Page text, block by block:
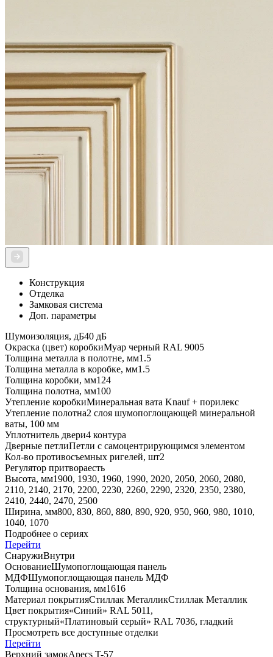
Конструкция
Отделка
Замковая система
Доп. параметры
Шумоизоляция, дБ40 дБ
Окраска (цвет) коробкиМуар черный RAL 9005
Толщина металла в полотне, мм1.5
Толщина металла в коробке, мм1.5
Толщина коробки, мм124
Толщина полотна, мм100
Утепление коробкиМинеральная вата Knauf + порилекс
Утепление полотна2 слоя шумопоглощающей минеральной
ваты, 100 мм
Уплотнитель двери4 контура
Дверные петлиПетли с самоцентрирующимся элементом
Кол-во противосъемных ригелей, шт2
Регулятор притвораесть
Высота, мм1900, 1930, 1960, 1990, 2020, 2050, 2060, 2080,
2110, 2140, 2170, 2200, 2230, 2260, 2290, 2320, 2350, 2380,
2410, 2440, 2470, 2500
Ширина, мм800, 830, 860, 880, 890, 920, 950, 960, 980, 1010,
1040, 1070
Подробнее о сериях
Перейти
СнаружиВнутри
ОснованиеШумопоглощающая панель
МДФШумопоглощающая панель МДФ
Толщина основания, мм1616
Материал покрытияСтиллак МеталликСтиллак Металлик
Цвет покрытия«Синий» RAL 5011,
структурный«Платиновый серый» RAL 7036, гладкий
Просмотреть все доступные отделки
Перейти
Верхний замокApecs T-57